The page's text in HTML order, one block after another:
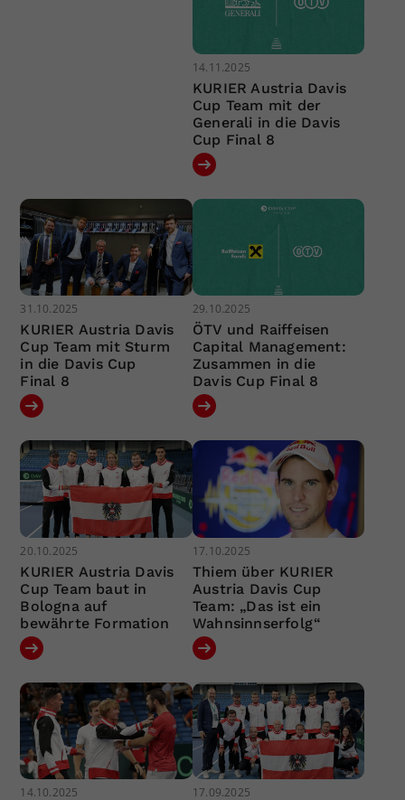
14.11.2025
KURIER Austria Davis
Cup Team mit der
Generali in die Davis
Cup Final 8
31.10.2025
KURIER Austria Davis
Cup Team mit Sturm
in die Davis Cup
Final 8
29.10.2025
ÖTV und Raiffeisen
Capital Management:
Zusammen in die
Davis Cup Final 8
20.10.2025
KURIER Austria Davis
Cup Team baut in
Bologna auf
bewährte Formation
17.10.2025
Thiem über KURIER
Austria Davis Cup
Team: „Das ist ein
Wahnsinnserfolg“
14.10.2025 17.09.2025